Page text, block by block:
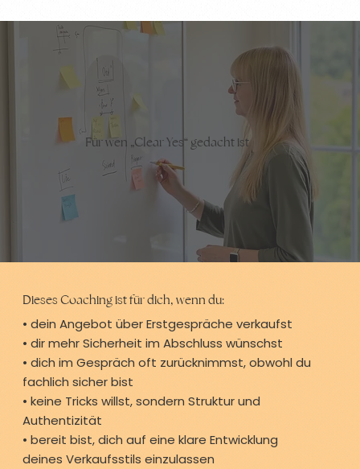
Für wen „Clear Yes“ gedacht ist
Dieses Coaching ist für dich, wenn du:
• dein Angebot über Erstgespräche verkaufst
• dir mehr Sicherheit im Abschluss wünschst
• dich im Gespräch oft zurücknimmst, obwohl du
fachlich sicher bist
• keine Tricks willst, sondern Struktur und
Authentizität
• bereit bist, dich auf eine klare Entwicklung
deines Verkaufsstils einzulassen